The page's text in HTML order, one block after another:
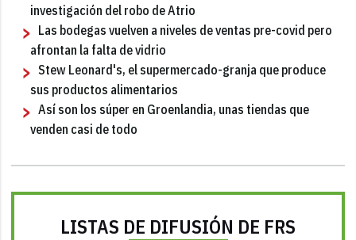
investigación del robo de Atrio
Las bodegas vuelven a niveles de ventas pre-covid pero
afrontan la falta de vidrio
Stew Leonard's, el supermercado-granja que produce
sus productos alimentarios
Así son los súper en Groenlandia, unas tiendas que
venden casi de todo
LISTAS DE DIFUSIÓN DE FRS